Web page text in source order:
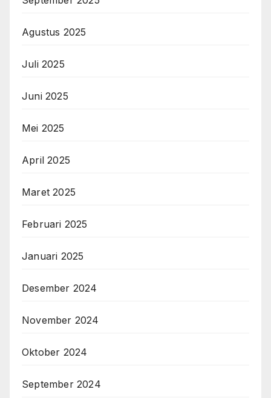
Agustus 2025
Juli 2025
Juni 2025
Mei 2025
April 2025
Maret 2025
Februari 2025
Januari 2025
Desember 2024
November 2024
Oktober 2024
September 2024